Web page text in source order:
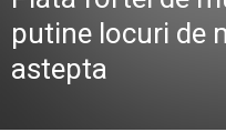
putine locuri de
astepta